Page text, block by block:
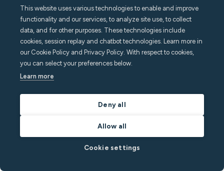
STR.
Continue lendo
This website uses various technologies to enable and improve
functionality and our services, to analyze site use, to collect
data, and for other purposes. These technologies include
cookies, session replay and chatbot technologies. Learn more in
our Cookie Policy and Privacy Policy. With respect to cookies,
you can select your preferences below.
Learn more
Deny all
Allow all
Cookie settings